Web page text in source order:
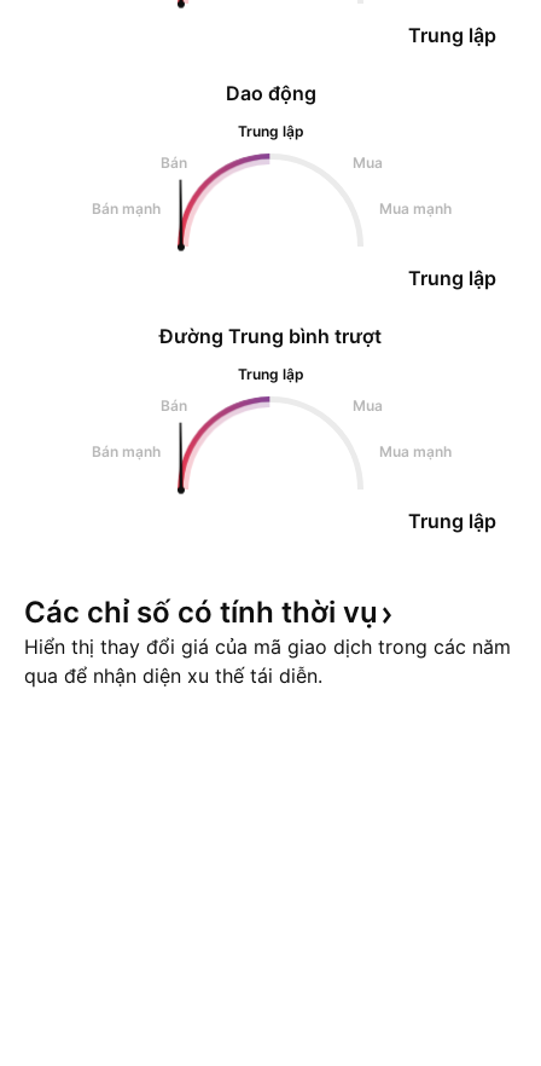
Dao động
Trung lập
Bán
Mua
Bán mạnh Mua mạnh
Trung lập
Trung lập
Đường Trung bình trượt
Trung lập
Bán
Mua
Bán mạnh Mua mạnh
Trung lập
Các chỉ số có tính thời vụ
Hiển thị thay đổi giá của mã giao dịch trong các năm
qua để nhận diện xu thế tái diễn.